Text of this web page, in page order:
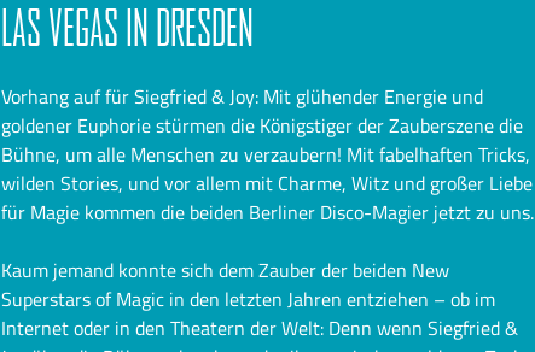
LAS VEGAS IN DRESDEN
Vorhang auf für Siegfried & Joy: Mit glühender Energie und
goldener Euphorie stürmen die Königstiger der Zauberszene die
Bühne, um alle Menschen zu verzaubern! Mit fabelhaften Tricks,
wilden Stories, und vor allem mit Charme, Witz und großer Liebe
für Magie kommen die beiden Berliner Disco-Magier jetzt zu uns.
Kaum jemand konnte sich dem Zauber der beiden New
Superstars of Magic in den letzten Jahren entziehen – ob im
Internet oder in den Theatern der Welt: Denn wenn Siegfried &